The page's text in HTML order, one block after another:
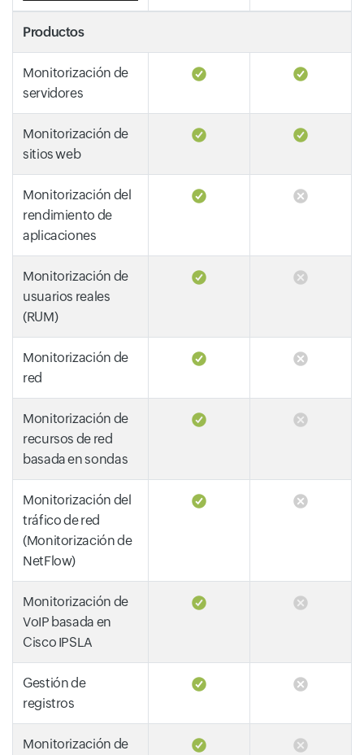
Productos
Monitorización de
servidores
Monitorización de
sitios web
Monitorización del
rendimiento de
aplicaciones
Monitorización de
usuarios reales
(RUM)
Monitorización de
red
Monitorización de
recursos de red
basada en sondas
Monitorización del
tráfico de red
(Monitorización de
NetFlow)
Monitorización de
VoIP basada en
Cisco IPSLA
Gestión de
registros
Monitorización de